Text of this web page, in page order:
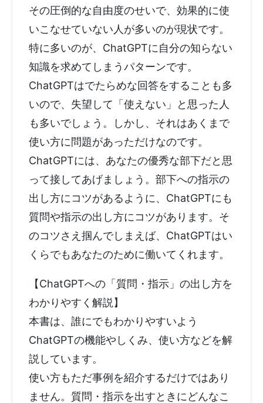
その圧倒的な自由度のせいで、効果的に使
いこなせていない人が多いのが現状です。
特に多いのが、ChatGPTに自分の知らない
知識を求めてしまうパターンです。
ChatGPTはでたらめな回答をすることも多
いので、失望して「使えない」と思った人
も多いでしょう。しかし、それはあくまで
使い方に問題があっただけなのです。
ChatGPTには、あなたの優秀な部下だと思
って接してあげましょう。部下への指示の
出し方にコツがあるように、ChatGPTにも
質問や指示の出し方にコツがあります。そ
のコツさえ掴んでしまえば、ChatGPTはい
くらでもあなたのために働いてくれます。
【ChatGPTへの「質問・指示」の出し方を
わかりやすく解説】
本書は、誰にでもわかりやすいよう
ChatGPTの機能やしくみ、使い方などを解
説しています。
使い方もただ事例を紹介するだけではあり
ません。質問・指示を出すときにどんなこ